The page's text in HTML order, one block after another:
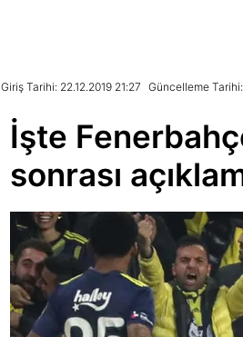
Giriş Tarihi: 22.12.2019 21:27 Güncelleme
İşte
sonrası